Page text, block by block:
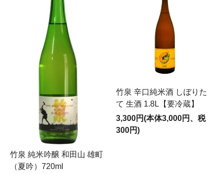
竹泉 純米吟醸 和田山 雄町
（夏吟）720ml
竹泉 辛口純米酒 しぼりた
て 生酒 1.8L【要冷蔵】
3,300円(本体3,000円、税
300円)